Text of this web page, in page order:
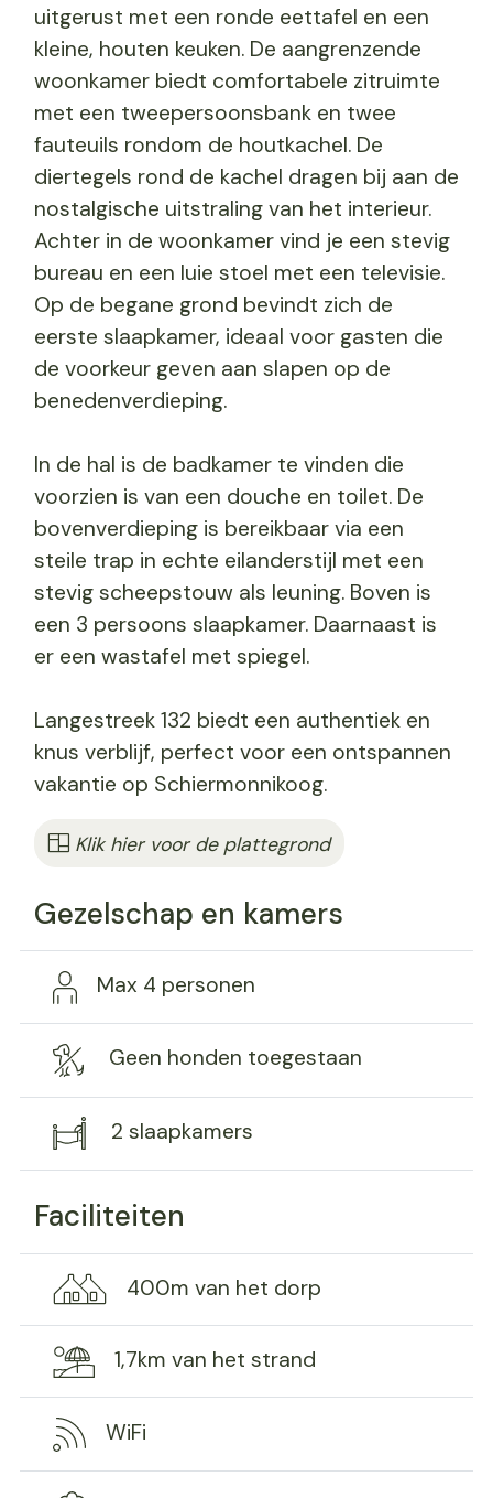
uitgerust met een ronde eettafel en een
kleine, houten keuken. De aangrenzende
woonkamer biedt comfortabele zitruimte
met een tweepersoonsbank en twee
fauteuils rondom de houtkachel. De
diertegels rond de kachel dragen bij aan de
nostalgische uitstraling van het interieur.
Achter in de woonkamer vind je een stevig
bureau en een luie stoel met een televisie.
Op de begane grond bevindt zich de
eerste slaapkamer, ideaal voor gasten die
de voorkeur geven aan slapen op de
benedenverdieping.
In de hal is de badkamer te vinden die
voorzien is van een douche en toilet. De
bovenverdieping is bereikbaar via een
steile trap in echte eilanderstijl met een
stevig scheepstouw als leuning. Boven is
een 3 persoons slaapkamer. Daarnaast is
er een wastafel met spiegel.
Langestreek 132 biedt een authentiek en
knus verblijf, perfect voor een ontspannen
vakantie op Schiermonnikoog.
Klik hier voor de plattegrond
Gezelschap en kamers
Max 4 personen
Geen honden toegestaan
2 slaapkamers
Faciliteiten
400m van het dorp
1,7km van het strand
WiFi